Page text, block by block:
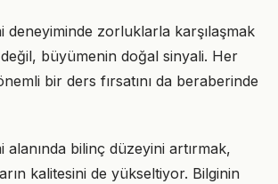
deneyiminde zorluklarla karşılaşmak
değil, büyümenin doğal sinyali. Her
bir ders fırsatını da beraberinde
alanında bilinç düzeyini artırmak,
kalitesini de yükseltiyor. Bilginin